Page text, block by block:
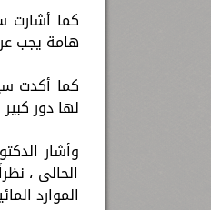
كما أشارت
هامة يجب
كما أكدت
لها دور
وأشار
الحالى ،
الموارد